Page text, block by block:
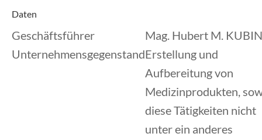
Daten
Geschäftsführer
Mag. Hubert M. KUBIN
UnternehmensgegenstandErstellung und
Aufbereitung von
Medizinprodukten,
diese Tätigkeiten nicht
unter ein anderes